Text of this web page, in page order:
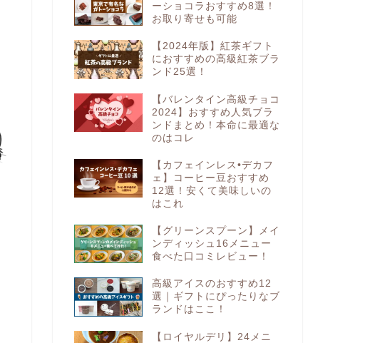
ーショコラおすすめ8選！
お取り寄せも可能
【2024年版】紅茶ギフト
におすすめの高級紅茶ブラ
ンド25選！
【バレンタイン高級チョコ
2024】おすすめ人気ブラ
ンドまとめ！本命に最適な
のはコレ
【カフェインレス•デカフ
ェ】コーヒー豆おすすめ
12選！安くて美味しいの
はこれ
【グリーンスプーン】メイ
ンディッシュ16メニュー
食べた口コミレビュー！
高級アイスのおすすめ12
選｜ギフトにぴったりなブ
ランドはここ！
【ロイヤルデリ】24メニ